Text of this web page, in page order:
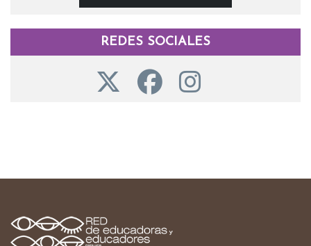
REDES SOCIALES